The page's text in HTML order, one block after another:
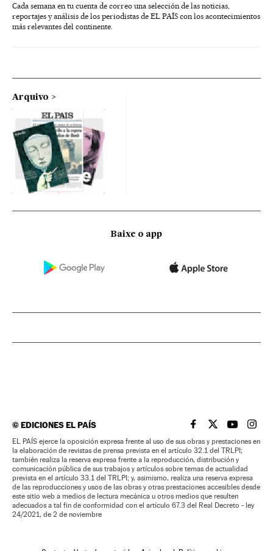
Cada semana en tu cuenta de correo una selección de las noticias,
reportajes y análisis de los periodistas de EL PAÍS con los acontecimientos
más relevantes del continente.
Arquivo
Baixe o app
©EDICIONES EL PAÍS EL PAÍS BRASIL EN
EL PAÍSEL PAÍS
EL
EL PAÍS ejerce la oposición expresa frente al uso de sus obras y prestaciones en
la elaboración de revistas de prensa prevista en el artículo 32.1 del TRLPI;
también realiza la reserva expresa frente a la reproducción, distribución y
comunicación pública de sus trabajos y artículos sobre temas de actualidad
prevista en el artículo 33.1 del TRLPI; y, asimismo, realiza una reserva expresa
de las reproducciones y usos de las obras y otras prestaciones accesibles desde
este sitio web a medios de lectura mecánica u otros medios que resulten
adecuados a tal fin de conformidad con el artículo 67.3 del Real Decreto - ley
24/2021, de 2 de noviembre